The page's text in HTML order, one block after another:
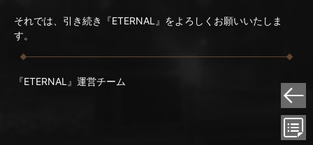
それでは、引き続き『ETERNAL』をよろしくお願いいたしま
す。
『ETERNAL』運営チーム